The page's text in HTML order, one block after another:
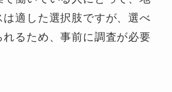
適した選択肢ですが、選べ
れるため、事前に調査が必要